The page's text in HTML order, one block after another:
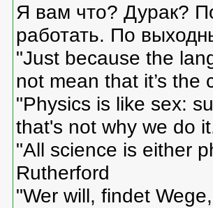
Я вам что? Дурак?
работать. По
"Just because the
not mean that it’s the
"Physics is like sex:
that's not why we do
"All science is either
Rutherford
"Wer will, findet